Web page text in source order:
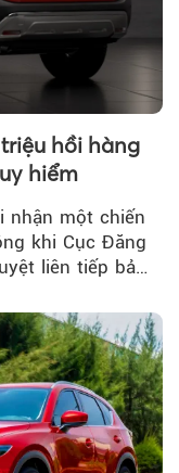
hồi hàng
hiểm
nhận một chiến
khi Cục Đăng
liên tiếp bảy